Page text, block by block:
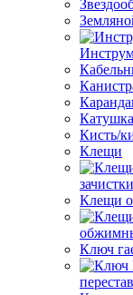
Кисть/
Клещи
Клещи
Ключ